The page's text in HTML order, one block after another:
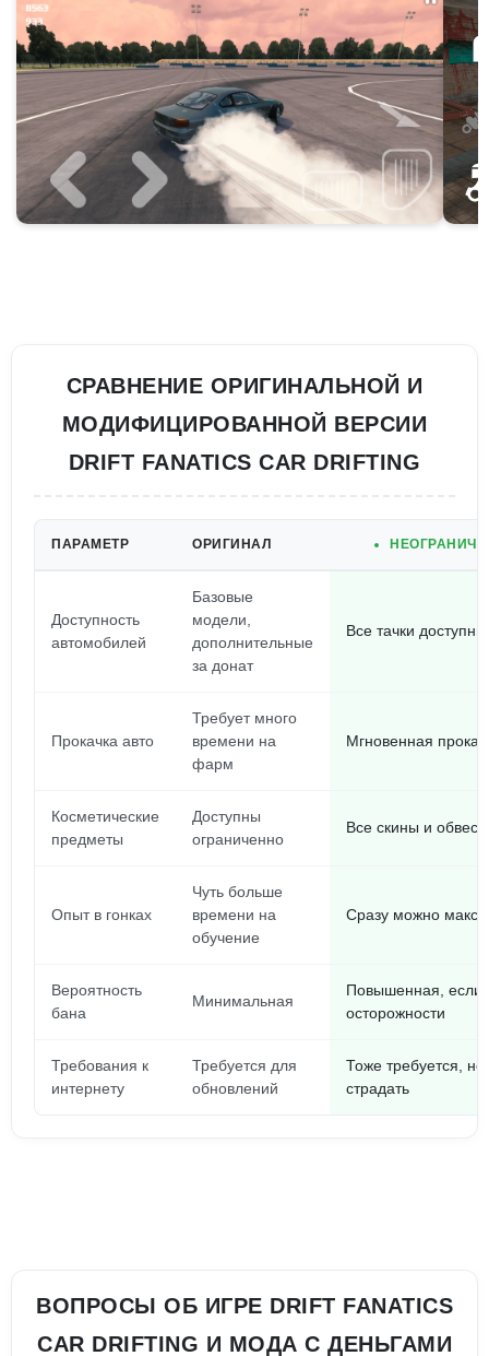
СРАВНЕНИЕ ОРИГИНАЛЬНОЙ И
МОДИФИЦИРОВАННОЙ ВЕРСИИ
DRIFT FANATICS CAR DRIFTING
ПАРАМЕТР ОРИГИНАЛ
Доступность
автомобилей
Базовые
модели,
дополнительные
за донат
Все тачки
Прокачка авто
Требует много
времени на
фарм
Мгновенная
Косметические
предметы
Доступны
ограниченно
Все скины и
Опыт в гонках
Чуть больше
времени на
обучение
Сразу можно
Вероятность
бана
Минимальная
Повышенная, если
осторожности
Требования к
интернету
Требуется для
обновлений
Тоже требуется,
страдать
ВОПРОСЫ ОБ ИГРЕ DRIFT FANATICS
CAR DRIFTING И МОДА С ДЕНЬГАМИ